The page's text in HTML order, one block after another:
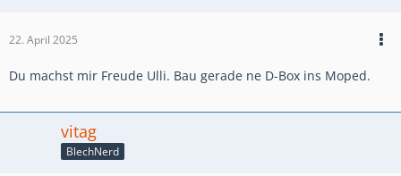
22. April 2025
Du machst mir Freude Ulli. Bau gerade ne D-Box ins Moped.
vitag
BlechNerd